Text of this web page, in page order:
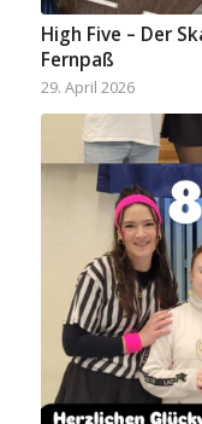
High Five – Der
Fernpaß
29. April 2026